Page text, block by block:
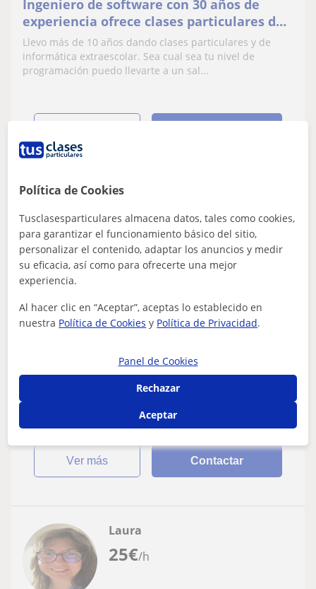
Ingeniero de software con 30 años de
experiencia ofrece clases particulares de
programación a todos los niveles
Llevo más de 10 años dando clases particulares y de
informática extraescolar. Sea cual sea tu nivel de
programación puedo llevarte a un sal...
13€/h 1ª clase gratis
Lidia
Barcelona Capital, Cornellà D...
Robótica
Trabajo en una academia que colabora con escuelas y
imparto clases de robótica en escuelas al rededor de
ver más Contactar
25€/h
Laura
Política de Cookies
Tusclasesparticulares almacena datos, tales como cookies,
para garantizar el funcionamiento básico del sitio,
personalizar el contenido, adaptar los anuncios y medir
su eficacia, así como para ofrecerte una mejor
experiencia.
Al hacer clic en “Aceptar”, aceptas lo establecido en
nuestra Política de Cookies y Política de Privacidad.
Panel de Cookies
Rechazar
Aceptar